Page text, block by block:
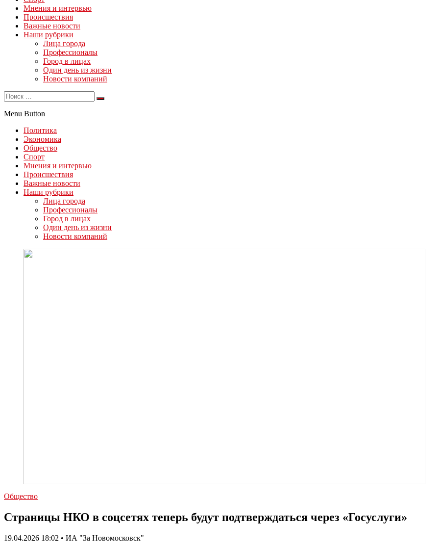
Мнения и интервью
Происшествия
Важные новости
Наши рубрики
Лица города
Профессионалы
Город в лицах
Один день из жизни
Новости компаний
Menu Button
Политика
Экономика
Общество
Спорт
Мнения и интервью
Происшествия
Важные новости
Наши рубрики
Лица города
Профессионалы
Город в лицах
Один день из жизни
Новости компаний
Общество
Страницы НКО в соцсетях теперь будут подтверждаться через «Госуслуги»
19.04.2026 18:02 • ИА "За Новомосковск"